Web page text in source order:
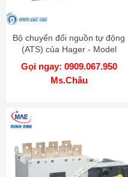
Bộ chuyển đổi nguồn tự động
(ATS) của Hager - Model
HIB490
Gọi ngay: 0909.067.950
Ms.Châu